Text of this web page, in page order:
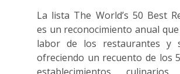
La lista The World’s 50 Best
es un reconocimiento anual que
labor de los restaurantes y
ofreciendo un recuento de los